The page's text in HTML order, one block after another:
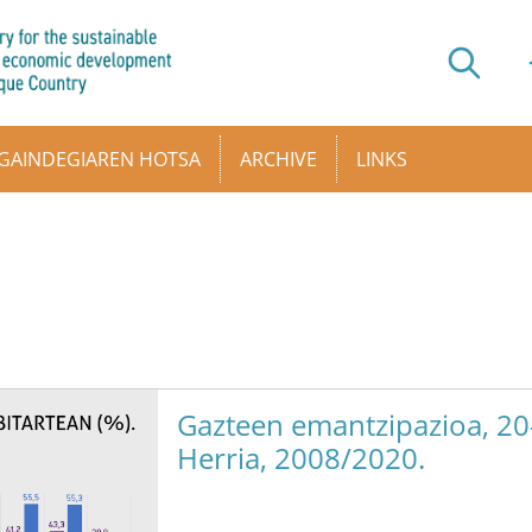
HOTSA ARCHIVE LINKS
Gazteen emantzipazioa,
Herria, 2008/2020.